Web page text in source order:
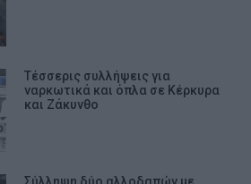
Tέσσερις συλλήψεις για
ναρκωτικά και όπλα σε Κέρκυρα
και Ζάκυνθο